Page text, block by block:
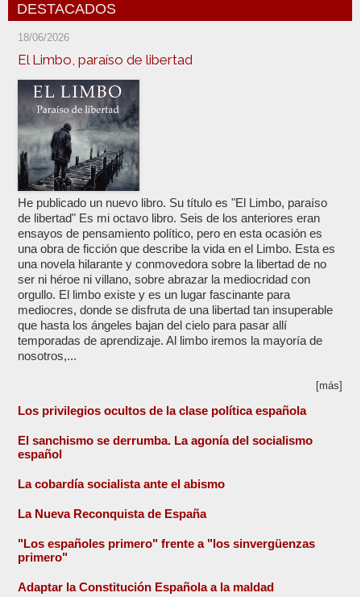
DESTACADOS
18/06/2026
El Limbo, paraíso de libertad
He publicado un nuevo libro. Su título es "El Limbo, paraíso
de libertad" Es mi octavo libro. Seis de los anteriores eran
ensayos de pensamiento político, pero en esta ocasión es
una obra de ficción que describe la vida en el Limbo. Esta es
una novela hilarante y conmovedora sobre la libertad de no
ser ni héroe ni villano, sobre abrazar la mediocridad con
orgullo. El limbo existe y es un lugar fascinante para
mediocres, donde se disfruta de una libertad tan insuperable
que hasta los ángeles bajan del cielo para pasar allí
temporadas de aprendizaje. Al limbo iremos la mayoría de
nosotros,...
[más]
Los privilegios ocultos de la clase política española
El sanchismo se derrumba. La agonía del socialismo
español
La cobardía socialista ante el abismo
La Nueva Reconquista de España
"Los españoles primero" frente a "los sinvergüenzas
primero"
Adaptar la Constitución Española a la maldad